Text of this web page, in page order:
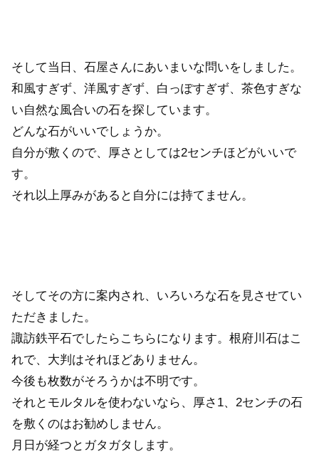
そして当日、石屋さんにあいまいな問いをしました。
和風すぎず、洋風すぎず、白っぽすぎず、茶色すぎな
い自然な風合いの石を探しています。
どんな石がいいでしょうか。
自分が敷くので、厚さとしては2センチほどがいいで
す。
それ以上厚みがあると自分には持てません。
そしてその方に案内され、いろいろな石を見させてい
ただきました。
諏訪鉄平石でしたらこちらになります。根府川石はこ
れで、大判はそれほどありません。
今後も枚数がそろうかは不明です。
それとモルタルを使わないなら、厚さ1、2センチの石
を敷くのはお勧めしません。
月日が経つとガタガタします。